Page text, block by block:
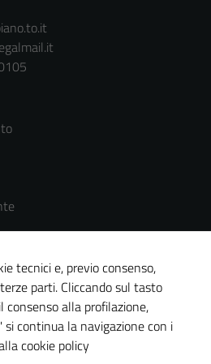
sito
tecnici e, previo consenso,
parti. Cliccando sul tasto
alla profilazione,
continua la navigazione con i
cookie policy